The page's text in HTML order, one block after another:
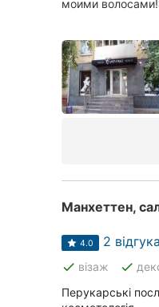
моими
Манхеттен,
4.0 2 відгука
done візаж done
Перукарські